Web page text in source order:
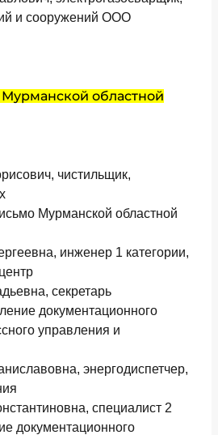
и сооружений ООО
областной
чистильщик,
Мурманской областной
инженер 1 категории,
секретарь
документационного
управления и
энергодиспетчер,
специалист 2
документационного